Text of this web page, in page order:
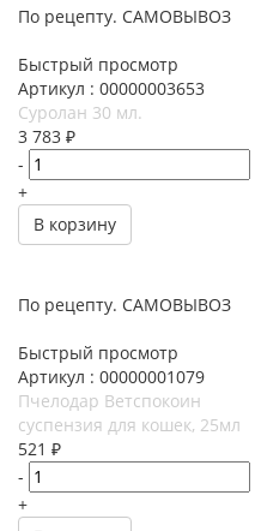
По рецепту. САМОВЫВОЗ
Быстрый просмотр
Артикул : 00000003653
Суролан 30 мл.
3 783 ₽
-
+
В корзину
По рецепту. САМОВЫВОЗ
Быстрый просмотр
Артикул : 00000001079
Пчелодар Ветспокоин
суспензия для кошек, 25мл
521 ₽
-
+